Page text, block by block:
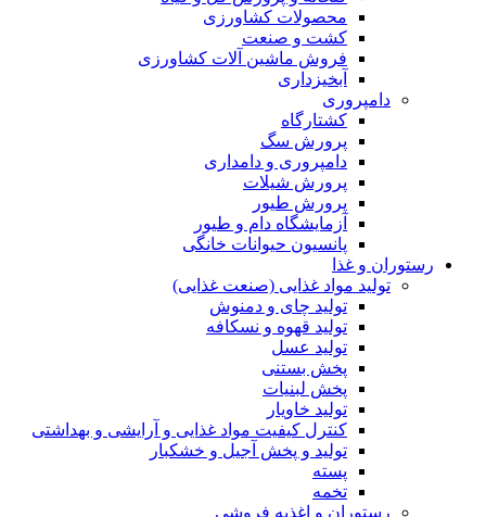
محصولات کشاورزی
کشت و صنعت
فروش ماشین آلات کشاورزی
آبخیزداری
دامپروری
کشتارگاه
پرورش سگ
دامپروری و دامداری
پرورش شیلات
پرورش طیور
آزمایشگاه دام و طیور
پانسیون حیوانات خانگی
رستوران و غذا
تولید مواد غذایی (صنعت غذایی)
تولید چای و دمنوش
تولید قهوه و نسکافه
تولید عسل
پخش بستنی
پخش لبنیات
تولید خاویار
کنترل کیفیت مواد غذایی و آرایشی و بهداشتی
تولید و پخش آجیل و خشکبار
پسته
تخمه
رستوران و اغذیه فروشی